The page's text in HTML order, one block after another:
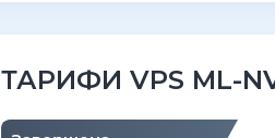
ТАРИФИ VPS ML-